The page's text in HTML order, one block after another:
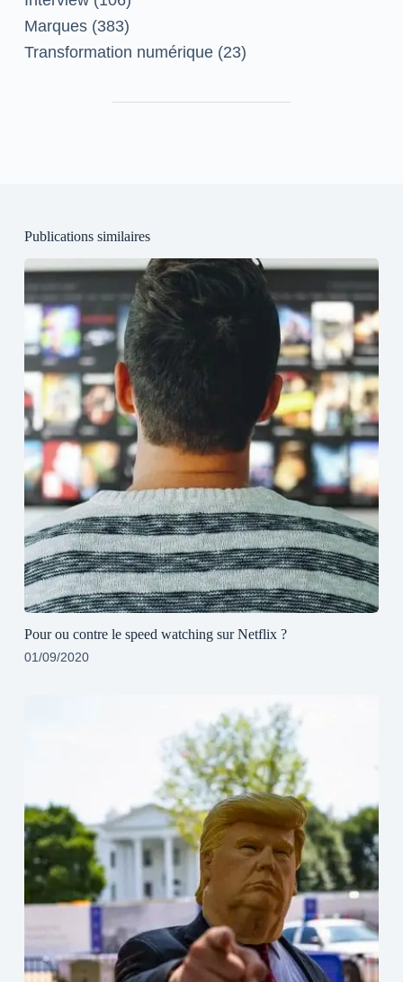
Marques(383)
Transformation numérique(23)
Publications similaires
Pour ou contre le speed watching sur Netflix ?
01/09/2020